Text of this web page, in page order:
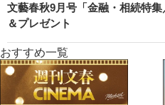
文藝春秋9月号「金融・相続特
＆プレゼント
おすすめ一覧